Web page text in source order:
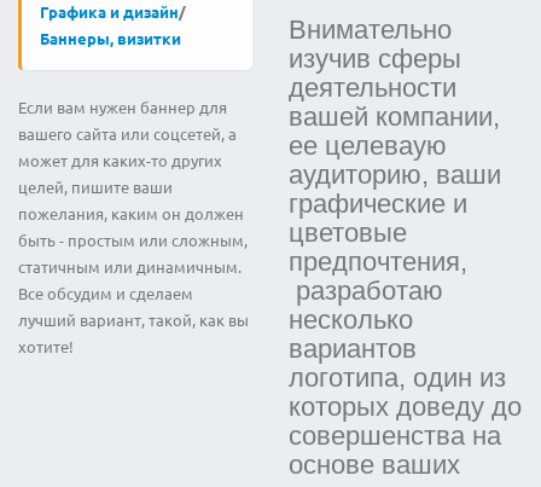
Графика и дизайн/
Баннеры, визитки
Если вам нужен баннер для
вашего сайта или соцсетей, а
может для каких-то других
целей, пишите ваши
пожелания, каким он должен
быть - простым или сложным,
статичным или динамичным.
Все обсудим и сделаем
лучший вариант, такой, как вы
хотите!
Внимательно
изучив сферы
деятельности
вашей компании,
ее целеваую
аудиторию, ваши
графические и
цветовые
предпочтения,
разработаю
несколько
вариантов
логотипа, один из
которых доведу до
совершенства на
основе ваших